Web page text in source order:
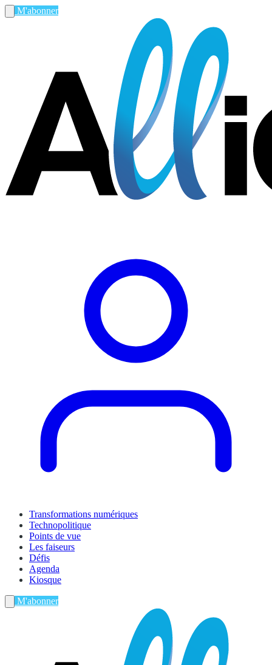
M'abonner
Transformations numériques
Technopolitique
Points de vue
Les faiseurs
Défis
Agenda
Kiosque
M'abonner